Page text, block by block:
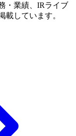
・業績、IRライブ
載しています。